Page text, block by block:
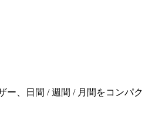
ー、日間 / 週間 / 月間をコンパ